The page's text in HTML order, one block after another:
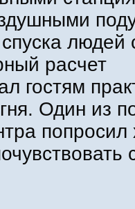
людей
расчет
гостям
Один из
попросил